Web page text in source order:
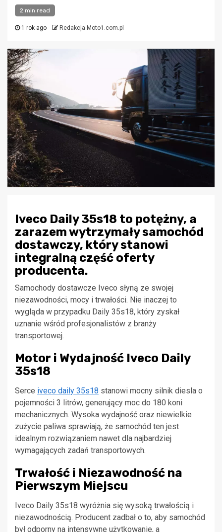
2 min read
1 rok ago Redakcja Moto1.com.pl
Iveco Daily 35s18 to potężny, a
zarazem wytrzymały samochód
dostawczy, który stanowi
integralną część oferty
producenta.
Samochody dostawcze Iveco słyną ze swojej
niezawodności, mocy i trwałości. Nie inaczej to
wygląda w przypadku Daily 35s18, który zyskał
uznanie wśród profesjonalistów z branży
transportowej.
Motor i Wydajność Iveco Daily
35s18
Serce iveco daily 35s18 stanowi mocny silnik diesla o
pojemności 3 litrów, generujący moc do 180 koni
mechanicznych. Wysoka wydajność oraz niewielkie
zużycie paliwa sprawiają, że samochód ten jest
idealnym rozwiązaniem nawet dla najbardziej
wymagających zadań transportowych.
Trwałość i Niezawodność na
Pierwszym Miejscu
Iveco Daily 35s18 wyróżnia się wysoką trwałością i
niezawodnością. Producent zadbał o to, aby samochód
był odporny na intensywne użytkowanie, a